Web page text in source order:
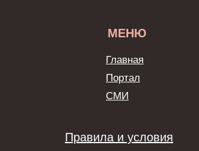
МЕНЮ
Правила и условия
Главная
Портал
СМИ